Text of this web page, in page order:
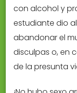
con alcohol y
estudiante dio
abandonar el
disculpas o, en
de la presunta